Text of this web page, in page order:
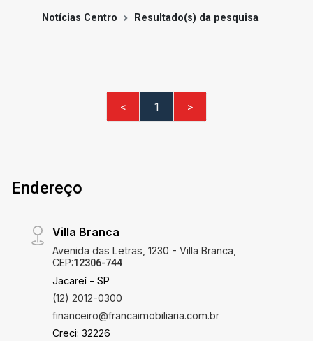
Notícias Centro Resultado(s) da pesquisa
< 1 >
Endereço
Villa Branca
Avenida das Letras, 1230 - Villa Branca,
CEP:12306-744
Jacareí - SP
(12) 2012-0300
financeiro@francaimobiliaria.com.br
Creci: 32226